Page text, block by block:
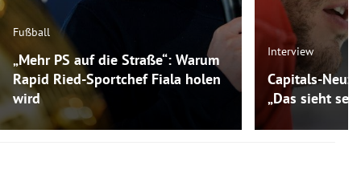
Fußball
„Mehr PS auf die Straße“: Warum
Rapid Ried-Sportchef Fiala holen
wird
Interview
Capitals-
„Das sieht